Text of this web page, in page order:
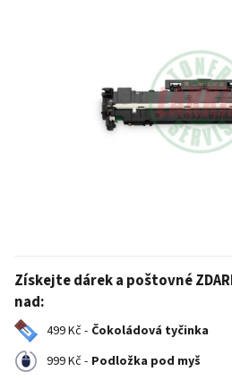
Získejte dárek a poštovné
nad:
499 Kč - Čokoládová tyčinka
999 Kč - Podložka pod myš